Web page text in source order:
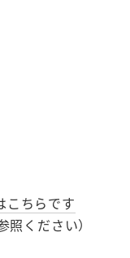
こちらです
照ください）